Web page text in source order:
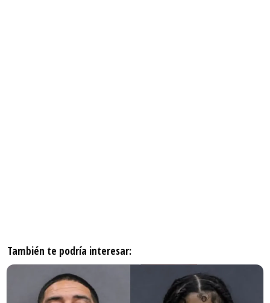
También te podría interesar: